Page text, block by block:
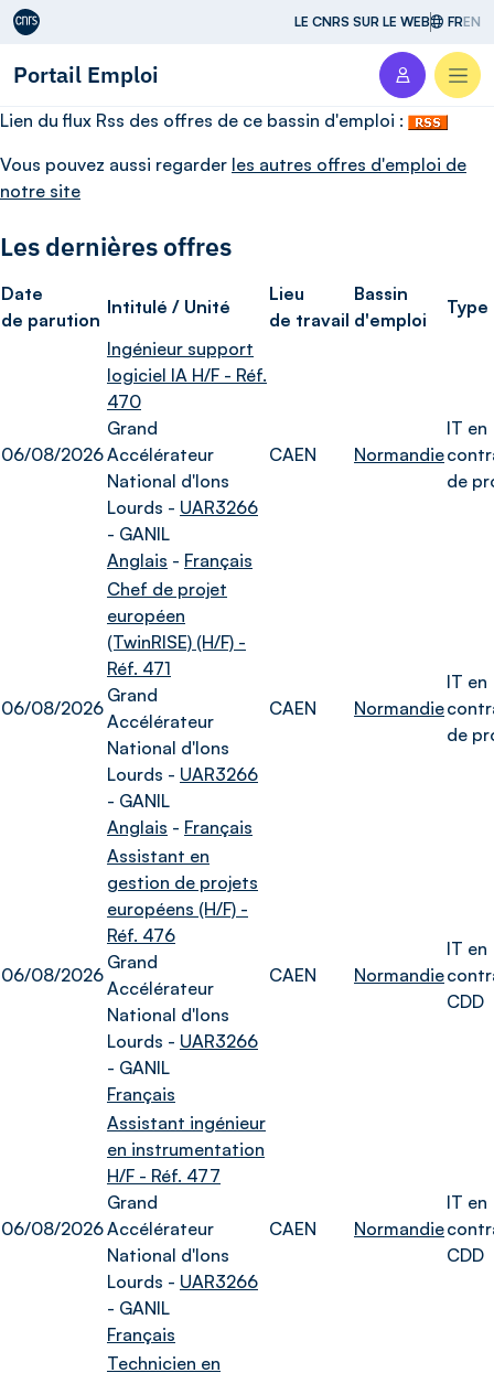
Aller au contenu LE CNRS SUR LE WEB FREN
Portail Emploi
Lien du flux Rss des offres de ce bassin d'emploi :
Vous pouvez aussi regarder les autres offres d'emploi de
notre site
Les dernières offres
Date
de parution
Intitulé / Unité
Lieu
de travail
Bassin
d'emploi
Type
06/08/2026
Ingénieur support
logiciel IA H/F - Réf.
470
Grand
Accélérateur
National d'Ions
Lourds - UAR3266
- GANIL
Anglais - Français
CAEN Normandie
IT en
de
06/08/2026
Chef de projet
européen
(TwinRISE) (H/F) -
Réf. 471
Grand
Accélérateur
National d'Ions
Lourds - UAR3266
- GANIL
Anglais - Français
CAEN Normandie
IT en
de
06/08/2026
Assistant en
gestion de projets
européens (H/F) -
Réf. 476
Grand
Accélérateur
National d'Ions
Lourds - UAR3266
- GANIL
Français
CAEN Normandie
IT en
CDD
06/08/2026
Assistant ingénieur
en instrumentation
H/F - Réf. 477
Grand
Accélérateur
National d'Ions
Lourds - UAR3266
- GANIL
Français
CAEN Normandie
IT en
CDD
Technicien en